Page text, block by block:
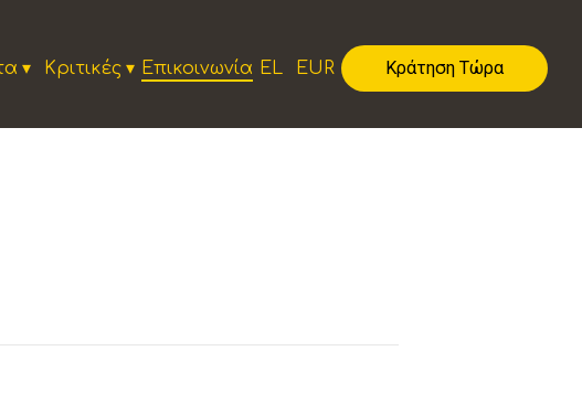
▾ Κριτικές ▾ Επικοινωνία EL EUR Κράτηση Τώρα